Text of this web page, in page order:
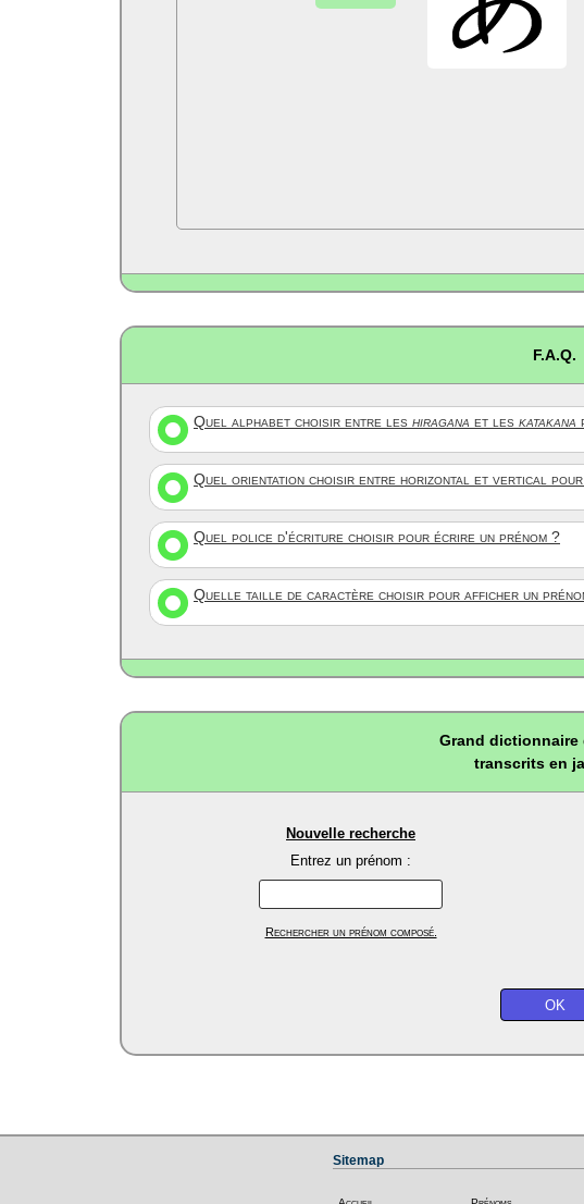
F.A.Q.
Quel alphabet choisir entre les hiragana et les katakana
Quel orientation choisir entre horizontal et vertical pour
Quel police d'écriture choisir pour écrire un prénom ?
Quelle taille de caractère choisir pour afficher un
Grand dictionnaire
transcrits en
Nouvelle recherche
Entrez un prénom :
Rechercher un prénom composé.
Sitemap